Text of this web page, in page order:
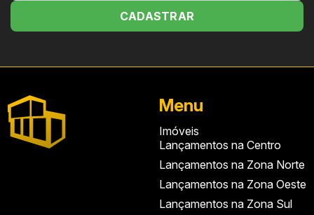
CADASTRAR
Menu
Imóveis
Lançamentos na Centro
Lançamentos na Zona Norte
Lançamentos na Zona Oeste
Lançamentos na Zona Sul